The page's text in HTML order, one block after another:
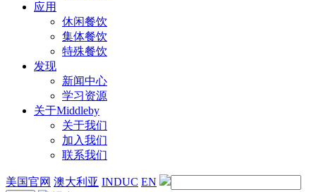
应用
休闲餐饮
集体餐饮
特殊餐饮
发现
新闻中心
学习资源
关于Middleby
关于我们
加入我们
联系我们
美国官网 澳大利亚 INDUC EN